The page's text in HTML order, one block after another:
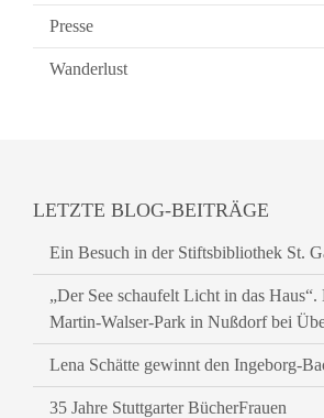
Presse
Wanderlust
LETZTE BLOG-BEITRÄGE
Ein Besuch in der Stiftsbibliothek St.
„Der See schaufelt Licht in das
Martin-Walser-Park in Nußdorf bei
Lena Schätte gewinnt den Ingeborg-
35 Jahre Stuttgarter BücherFrauen